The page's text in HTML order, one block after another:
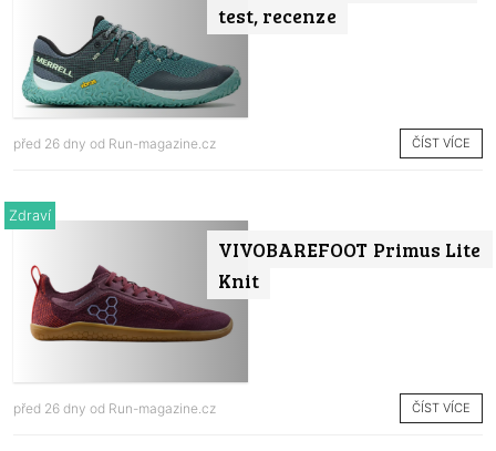
test, recenze
před 26 dny od Run-magazine.cz ČÍST VÍCE
VIVOBAREFOOT Primus Lite
Knit
Zdraví
před 26 dny od Run-magazine.cz ČÍST VÍCE